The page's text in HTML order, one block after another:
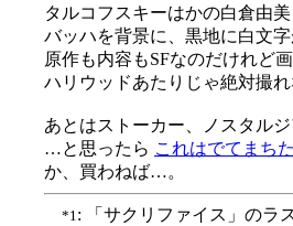
タルコフスキーはかの白倉由
バッハを背景に、黒地に白文
原作も内容もSFなのだけれど
ハリウッドあたりじゃ絶対撮
あとはストーカー、ノスタル
…と思ったら これはでてまち
か、買わねば…。
*1 : 「サクリファイス」のラ